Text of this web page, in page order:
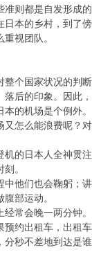
则都是自发形成
本的乡村，到了
视团队。
个国家状况的判
后的印象。因此
的机场是个例外
怎么能浪费呢？
的日本人全神贯注
。
他们也会鞠躬；
部运动。
常会晚一两分钟
约出租车，出租
秒不差地到达是谁